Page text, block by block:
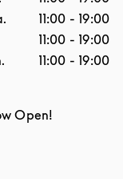
11:00 - 19:00
11:00 - 19:00
11:00 - 19:00
Open!